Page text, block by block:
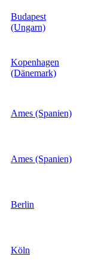
Budapest
(Ungarn)
Kopenhagen
(Dänemark)
Ames (Spanien)
Ames (Spanien)
Berlin
Köln